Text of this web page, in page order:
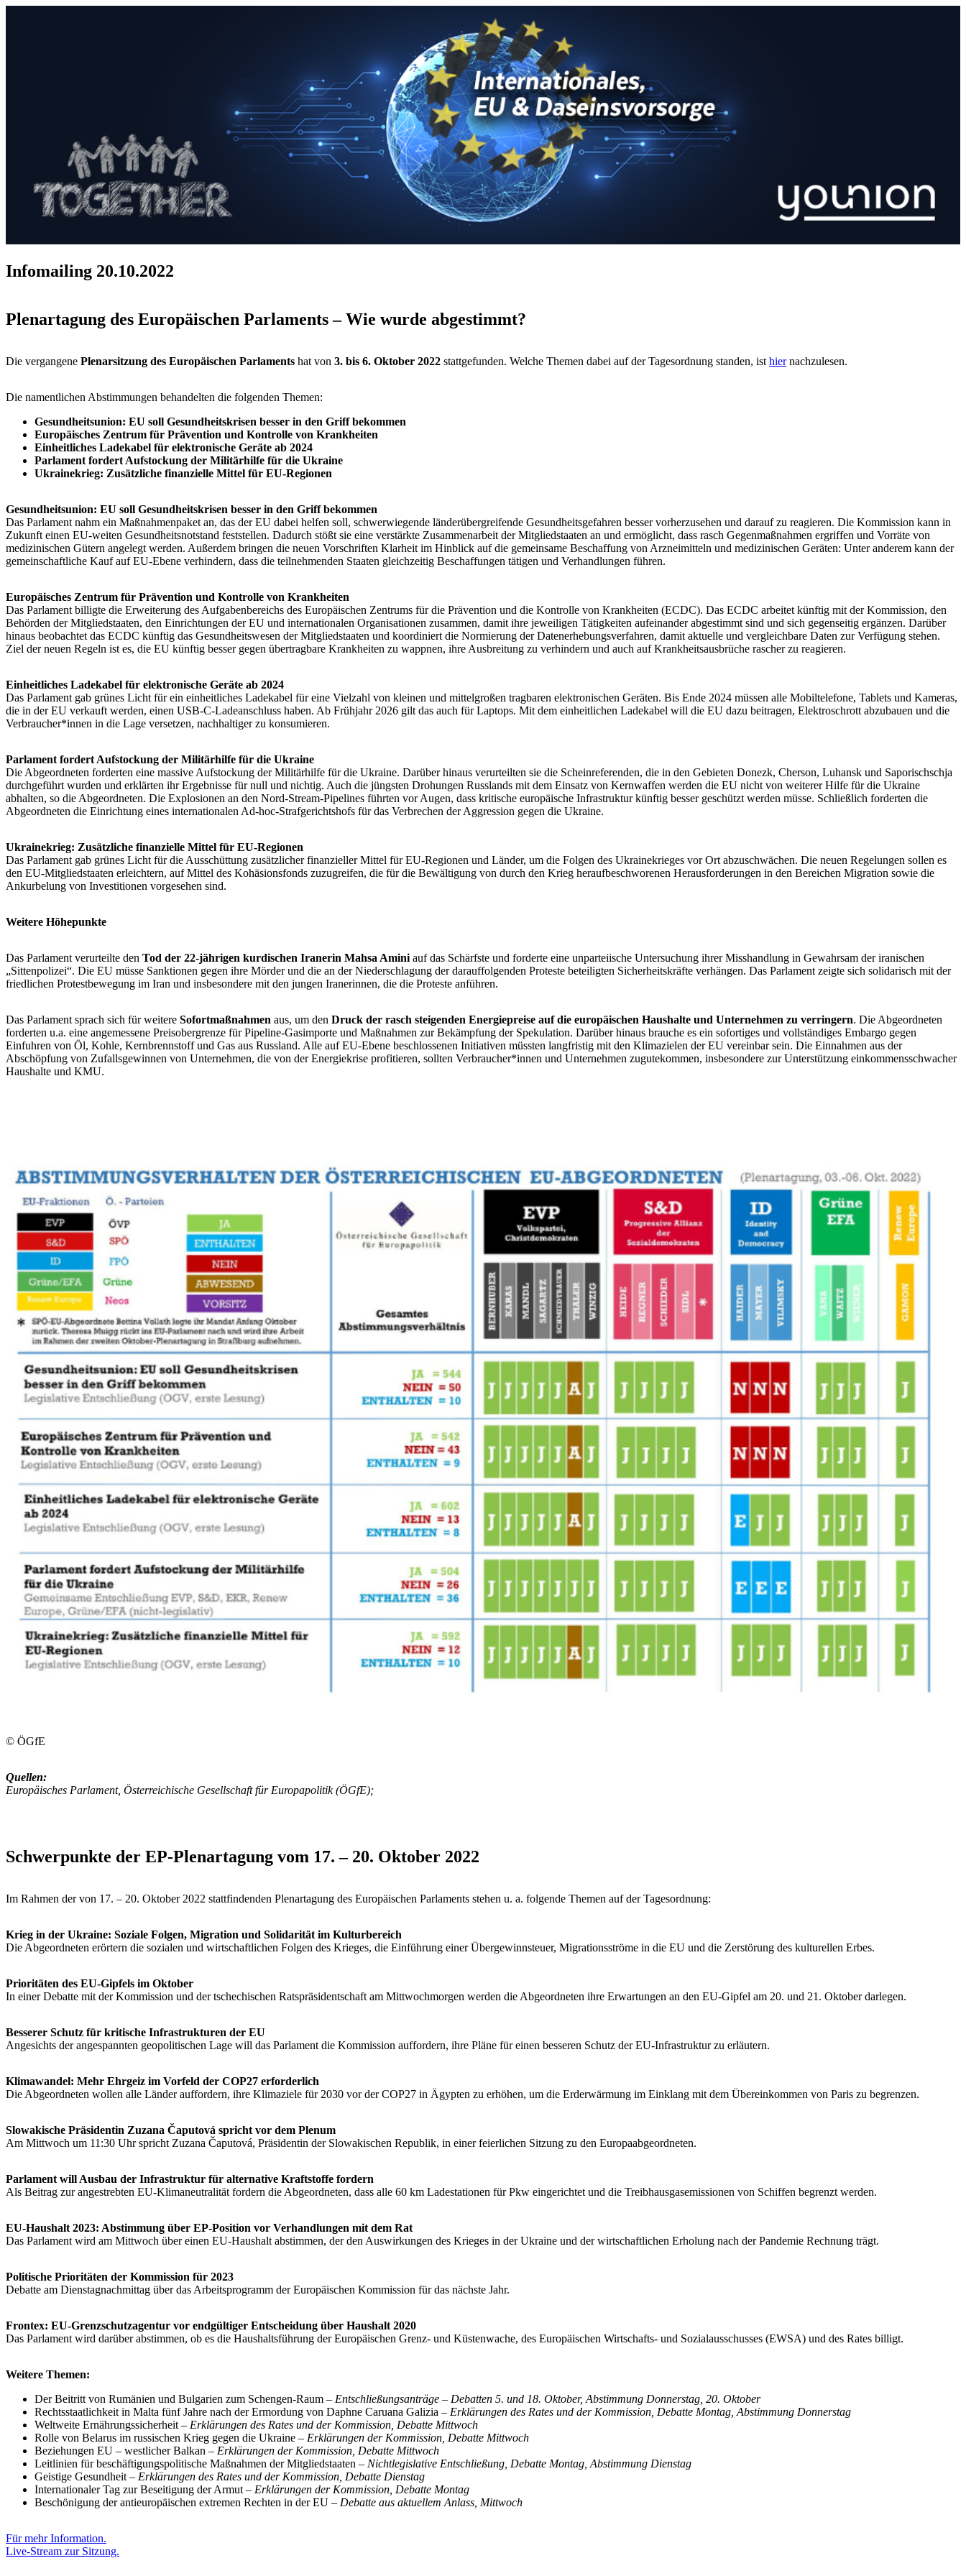
Infomailing 20.10.2022
Plenartagung des Europäischen Parlaments – Wie wurde abgestimmt?
Die vergangene Plenarsitzung des Europäischen Parlaments hat von 3. bis 6. Oktober 2022 stattgefunden. Welche Themen dabei auf der Tagesordnung standen, ist hiernachzulesen.
Die namentlichen Abstimmungen behandelten die folgenden Themen:
Gesundheitsunion: EU soll Gesundheitskrisen besser in den Griff bekommen
Europäisches Zentrum für Prävention und Kontrolle von Krankheiten
Einheitliches Ladekabel für elektronische Geräte ab 2024
Parlament fordert Aufstockung der Militärhilfe für die Ukraine
Ukrainekrieg: Zusätzliche finanzielle Mittel für EU-Regionen
Gesundheitsunion: EU soll Gesundheitskrisen besser in den Griff bekommen
Das Parlament nahm ein Maßnahmenpaket an, das der EU dabei helfen soll, schwerwiegende länderübergreifende Gesundheitsgefahren besser vorherzusehen und darauf zu reagieren. Die Kommission kann in
Zukunft einen EU-weiten Gesundheitsnotstand feststellen. Dadurch stößt sie eine verstärkte Zusammenarbeit der Mitgliedstaaten an und ermöglicht, dass rasch Gegenmaßnahmen ergriffen und Vorräte von
medizinischen Gütern angelegt werden. Außerdem bringen die neuen Vorschriften Klarheit im Hinblick auf die gemeinsame Beschaffung von Arzneimitteln und medizinischen Geräten: Unter anderem kann der
gemeinschaftliche Kauf auf EU-Ebene verhindern, dass die teilnehmenden Staaten gleichzeitig Beschaffungen tätigen und Verhandlungen führen.
Europäisches Zentrum für Prävention und Kontrolle von Krankheiten
Das Parlament billigte die Erweiterung des Aufgabenbereichs des Europäischen Zentrums für die Prävention und die Kontrolle von Krankheiten (ECDC). Das ECDC arbeitet künftig mit der Kommission, den
Behörden der Mitgliedstaaten, den Einrichtungen der EU und internationalen Organisationen zusammen, damit ihre jeweiligen Tätigkeiten aufeinander abgestimmt sind und sich gegenseitig ergänzen. Darüber
hinaus beobachtet das ECDC künftig das Gesundheitswesen der Mitgliedstaaten und koordiniert die Normierung der Datenerhebungsverfahren, damit aktuelle und vergleichbare Daten zur Verfügung stehen.
Ziel der neuen Regeln ist es, die EU künftig besser gegen übertragbare Krankheiten zu wappnen, ihre Ausbreitung zu verhindern und auch auf Krankheitsausbrüche rascher zu reagieren.
Einheitliches Ladekabel für elektronische Geräte ab 2024
Das Parlament gab grünes Licht für ein einheitliches Ladekabel für eine Vielzahl von kleinen und mittelgroßen tragbaren elektronischen Geräten. Bis Ende 2024 müssen alle Mobiltelefone, Tablets und Kameras,
die in der EU verkauft werden, einen USB-C-Ladeanschluss haben. Ab Frühjahr 2026 gilt das auch für Laptops. Mit dem einheitlichen Ladekabel will die EU dazu beitragen, Elektroschrott abzubauen und die
Verbraucher*innen in die Lage versetzen, nachhaltiger zu konsumieren.
Parlament fordert Aufstockung der Militärhilfe für die Ukraine
Die Abgeordneten forderten eine massive Aufstockung der Militärhilfe für die Ukraine. Darüber hinaus verurteilten sie die Scheinreferenden, die in den Gebieten Donezk, Cherson, Luhansk und Saporischschja
durchgeführt wurden und erklärten ihr Ergebnisse für null und nichtig. Auch die jüngsten Drohungen Russlands mit dem Einsatz von Kernwaffen werden die EU nicht von weiterer Hilfe für die Ukraine
abhalten, so die Abgeordneten. Die Explosionen an den Nord-Stream-Pipelines führten vor Augen, dass kritische europäische Infrastruktur künftig besser geschützt werden müsse. Schließlich forderten die
Abgeordneten die Einrichtung eines internationalen Ad-hoc-Strafgerichtshofs für das Verbrechen der Aggression gegen die Ukraine.
Ukrainekrieg: Zusätzliche finanzielle Mittel für EU-Regionen
Das Parlament gab grünes Licht für die Ausschüttung zusätzlicher finanzieller Mittel für EU-Regionen und Länder, um die Folgen des Ukrainekrieges vor Ort abzuschwächen. Die neuen Regelungen sollen es
den EU-Mitgliedstaaten erleichtern, auf Mittel des Kohäsionsfonds zuzugreifen, die für die Bewältigung von durch den Krieg heraufbeschworenen Herausforderungen in den Bereichen Migration sowie die
Ankurbelung von Investitionen vorgesehen sind.
Weitere Höhepunkte
Das Parlament verurteilte den Tod der 22-jährigen kurdischen Iranerin Mahsa Amini auf das Schärfste und forderte eine unparteiische Untersuchung ihrer Misshandlung in Gewahrsam der iranischen
„Sittenpolizei“. Die EU müsse Sanktionen gegen ihre Mörder und die an der Niederschlagung der darauffolgenden Proteste beteiligten Sicherheitskräfte verhängen. Das Parlament zeigte sich solidarisch mit der
friedlichen Protestbewegung im Iran und insbesondere mit den jungen Iranerinnen, die die Proteste anführen.
Das Parlament sprach sich für weitere Sofortmaßnahmen aus, um den Druck der rasch steigenden Energiepreise auf die europäischen Haushalte und Unternehmen zu verringern. Die Abgeordneten
forderten u.a. eine angemessene Preisobergrenze für Pipeline-Gasimporte und Maßnahmen zur Bekämpfung der Spekulation. Darüber hinaus brauche es ein sofortiges und vollständiges Embargo gegen
Einfuhren von Öl, Kohle, Kernbrennstoff und Gas aus Russland. Alle auf EU-Ebene beschlossenen Initiativen müssten langfristig mit den Klimazielen der EU vereinbar sein. Die Einnahmen aus der
Abschöpfung von Zufallsgewinnen von Unternehmen, die von der Energiekrise profitieren, sollten Verbraucher*innen und Unternehmen zugutekommen, insbesondere zur Unterstützung einkommensschwacher
Haushalte und KMU.
© ÖGfE
Quellen:
Europäisches Parlament, Österreichische Gesellschaft für Europapolitik (ÖGfE);
Schwerpunkte der EP-Plenartagung vom 17. – 20. Oktober 2022
Im Rahmen der von 17. – 20. Oktober 2022 stattfindenden Plenartagung des Europäischen Parlaments stehen u. a. folgende Themen auf der Tagesordnung:
Krieg in der Ukraine: Soziale Folgen, Migration und Solidarität im Kulturbereich
Die Abgeordneten erörtern die sozialen und wirtschaftlichen Folgen des Krieges, die Einführung einer Übergewinnsteuer, Migrationsströme in die EU und die Zerstörung des kulturellen Erbes.
Prioritäten des EU-Gipfels im Oktober
In einer Debatte mit der Kommission und der tschechischen Ratspräsidentschaft am Mittwochmorgen werden die Abgeordneten ihre Erwartungen an den EU-Gipfel am 20. und 21. Oktober darlegen.
Besserer Schutz für kritische Infrastrukturen der EU
Angesichts der angespannten geopolitischen Lage will das Parlament die Kommission auffordern, ihre Pläne für einen besseren Schutz der EU-Infrastruktur zu erläutern.
Klimawandel: Mehr Ehrgeiz im Vorfeld der COP27 erforderlich
Die Abgeordneten wollen alle Länder auffordern, ihre Klimaziele für 2030 vor der COP27 in Ägypten zu erhöhen, um die Erderwärmung im Einklang mit dem Übereinkommen von Paris zu begrenzen.
Slowakische Präsidentin Zuzana Čaputová spricht vor dem Plenum
Am Mittwoch um 11:30 Uhr spricht Zuzana Čaputová, Präsidentin der Slowakischen Republik, in einer feierlichen Sitzung zu den Europaabgeordneten.
Parlament will Ausbau der Infrastruktur für alternative Kraftstoffe fordern
Als Beitrag zur angestrebten EU-Klimaneutralität fordern die Abgeordneten, dass alle 60 km Ladestationen für Pkw eingerichtet und die Treibhausgasemissionen von Schiffen begrenzt werden.
EU-Haushalt 2023: Abstimmung über EP-Position vor Verhandlungen mit dem Rat
Das Parlament wird am Mittwoch über einen EU-Haushalt abstimmen, der den Auswirkungen des Krieges in der Ukraine und der wirtschaftlichen Erholung nach der Pandemie Rechnung trägt.
Politische Prioritäten der Kommission für 2023
Debatte am Dienstagnachmittag über das Arbeitsprogramm der Europäischen Kommission für das nächste Jahr.
Frontex: EU-Grenzschutzagentur vor endgültiger Entscheidung über Haushalt 2020
Das Parlament wird darüber abstimmen, ob es die Haushaltsführung der Europäischen Grenz- und Küstenwache, des Europäischen Wirtschafts- und Sozialausschusses (EWSA) und des Rates billigt.
Weitere Themen:
Der Beitritt von Rumänien und Bulgarien zum Schengen-Raum – Entschließungsanträge – Debatten 5. und 18. Oktober, Abstimmung Donnerstag, 20. Oktober
Rechtsstaatlichkeit in Malta fünf Jahre nach der Ermordung von Daphne Caruana Galizia – Erklärungen des Rates und der Kommission, Debatte Montag, Abstimmung Donnerstag
Weltweite Ernährungssicherheit – Erklärungen des Rates und der Kommission, Debatte Mittwoch
Rolle von Belarus im russischen Krieg gegen die Ukraine – Erklärungen der Kommission, Debatte Mittwoch
Beziehungen EU – westlicher Balkan – Erklärungen der Kommission, Debatte Mittwoch
Leitlinien für beschäftigungspolitische Maßnahmen der Mitgliedstaaten – Nichtlegislative Entschließung, Debatte Montag, Abstimmung Dienstag
Geistige Gesundheit – Erklärungen des Rates und der Kommission, Debatte Dienstag
Internationaler Tag zur Beseitigung der Armut – Erklärungen der Kommission, Debatte Montag
Beschönigung der antieuropäischen extremen Rechten in der EU – Debatte aus aktuellem Anlass, Mittwoch
Für mehr Information.
Live-Stream zur Sitzung.